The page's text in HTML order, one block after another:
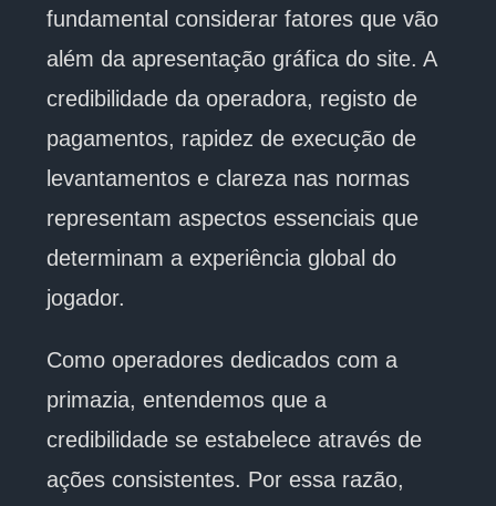
fundamental considerar fatores que vão
além da apresentação gráfica do site. A
credibilidade da operadora, registo de
pagamentos, rapidez de execução de
levantamentos e clareza nas normas
representam aspectos essenciais que
determinam a experiência global do
jogador.
Como operadores dedicados com a
primazia, entendemos que a
credibilidade se estabelece através de
ações consistentes. Por essa razão,